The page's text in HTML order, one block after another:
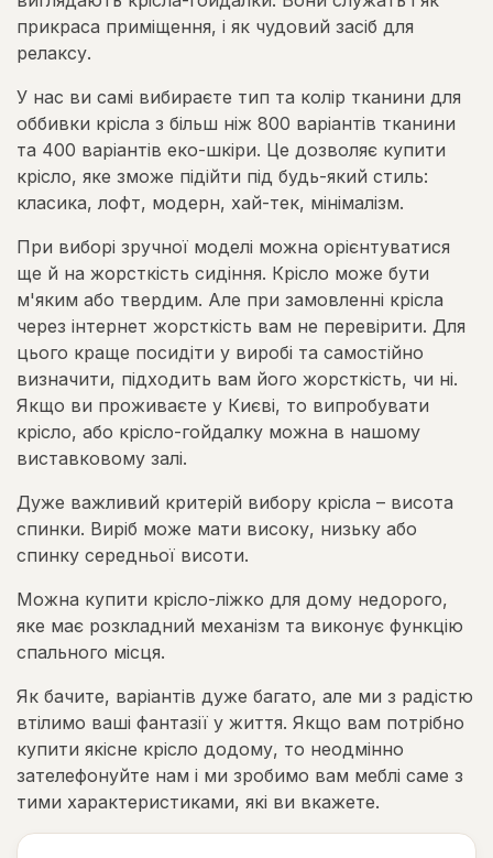
прикраса приміщення, і як чудовий засіб для
релаксу.
У нас ви самі вибираєте тип та колір тканини для
оббивки крісла з більш ніж 800 варіантів тканини
та 400 варіантів еко-шкіри. Це дозволяє купити
крісло, яке зможе підійти під будь-який стиль:
класика, лофт, модерн, хай-тек, мінімалізм.
При виборі зручної моделі можна орієнтуватися
ще й на жорсткість сидіння. Крісло може бути
м'яким або твердим. Але при замовленні крісла
через інтернет жорсткість вам не перевірити. Для
цього краще посидіти у виробі та самостійно
визначити, підходить вам його жорсткість, чи ні.
Якщо ви проживаєте у Києві, то випробувати
крісло, або крісло-гойдалку можна в нашому
виставковому залі.
Дуже важливий критерій вибору крісла – висота
спинки. Виріб може мати високу, низьку або
спинку середньої висоти.
Можна купити крісло-ліжко для дому недорого,
яке має розкладний механізм та виконує функцію
спального місця.
Як бачите, варіантів дуже багато, але ми з радістю
втілимо ваші фантазії у життя. Якщо вам потрібно
купити якісне крісло додому, то неодмінно
зателефонуйте нам і ми зробимо вам меблі саме з
тими характеристиками, які ви вкажете.